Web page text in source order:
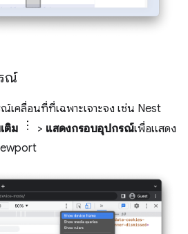
ณ์
เคลื่อนที่ที่เฉพาะเจาะจง เช่น Nest
ติม > แสดงกรอบอุปกรณ์เพื่อแสดง